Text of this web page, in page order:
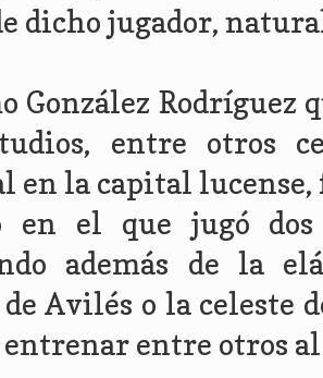
dicho jugador,
González Rodríguez
entre otros
en la capital lucense,
en el que jugó
además de la
de Avilés o la celeste
entre otros